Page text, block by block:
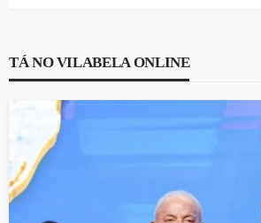
TÁ NO VILABELA ONLINE